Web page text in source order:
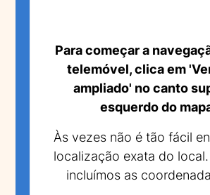
Para começar a
telemóvel, clica em
ampliado' no canto
esquerdo do
Às vezes não é tão fácil
localização exata do
incluímos as